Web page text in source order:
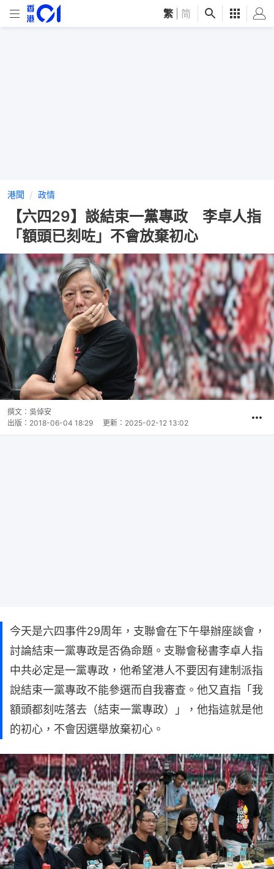
繁 简
港聞 政情
【六四29】談結束一黨專政 李卓人指
「額頭已刻咗」不會放棄初心
撰文： 吳倬安
出版： 2018-06-04 18:29 更新： 2025-02-12 13:02
今天是六四事件29周年，支聯會在下午舉辦座談會，
討論結束一黨專政是否偽命題。支聯會秘書李卓人指
中共必定是一黨專政，他希望港人不要因有建制派指
說結束一黨專政不能參選而自我審查。他又直指「我
額頭都刻咗落去（結束一黨專政）」，他指這就是他
的初心，不會因選舉放棄初心。